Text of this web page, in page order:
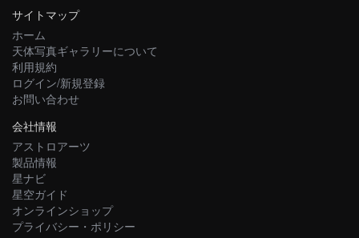
サイトマップ
ホーム
天体写真ギャラリーについて
利用規約
ログイン/新規登録
お問い合わせ
会社情報
アストロアーツ
製品情報
星ナビ
星空ガイド
オンラインショップ
プライバシー・ポリシー